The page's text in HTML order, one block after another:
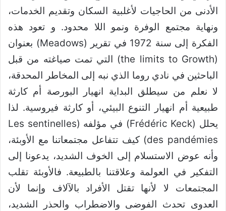
الأدنى من الحاجيات لأغلبية السكان وتقديم الخدمات،
ونهاية مجتمع الوفرة ونمو اللا محدود. و تعود هذه
الفكرة إلى سنة 1972 في تقرير (Meadows) بعنوان
(the limits to Growth) التي تمت صياغته من قبل
الباحثين في نادي روما الذي نبه إلى المخاطر المحدقة،
لا نعلم من سيطلق البداية انهيار البورصة أم كارثة
طبيعية أم انهيار التنوع البيئي، أو كارثة فيروسية. لذا
يحلل (Frédéric Keck) في مؤلفه (Les sentinelles
des pandémies) كيف تتفاعل مجتمعاتنا مع الأوبئة،
وأنه عوض الاستسلام إلى الخوف الشديد، يدعونا إلى
التفكير في العولمة وعلاقتنا بالطبيعة. فالأوبئة تقلب
المجتمعات لا لأنها تقتل الأفراد بالآلاف وإنما لأن
العدوى تحدث الفوضى والاضطراب والحذر الشديد،